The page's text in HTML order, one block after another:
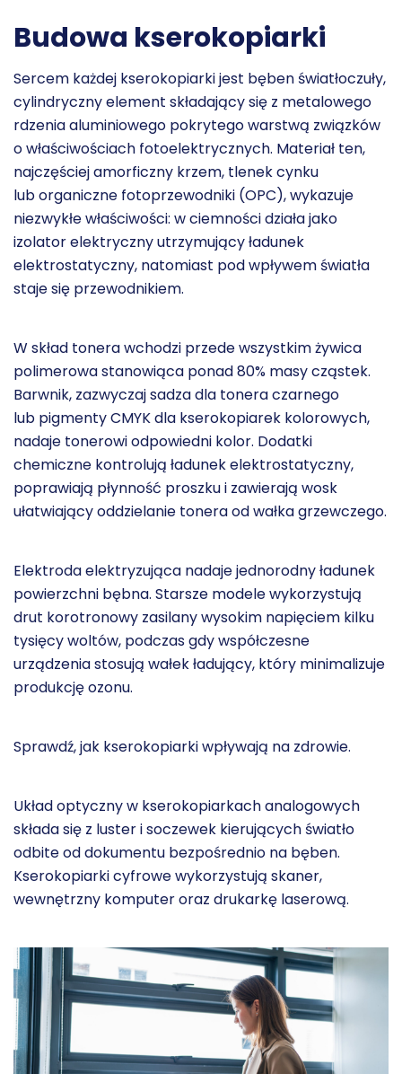
Budowa kserokopiarki
Sercem każdej kserokopiarki jest bęben światłoczuły,
cylindryczny element składający się z metalowego
rdzenia aluminiowego pokrytego warstwą związków
o właściwościach fotoelektrycznych. Materiał ten,
najczęściej amorficzny krzem, tlenek cynku
lub organiczne fotoprzewodniki (OPC), wykazuje
niezwykłe właściwości: w ciemności działa jako
izolator elektryczny utrzymujący ładunek
elektrostatyczny, natomiast pod wpływem światła
staje się przewodnikiem.
W skład tonera wchodzi przede wszystkim żywica
polimerowa stanowiąca ponad 80% masy cząstek.
Barwnik, zazwyczaj sadza dla tonera czarnego
lub pigmenty CMYK dla kserokopiarek kolorowych,
nadaje tonerowi odpowiedni kolor. Dodatki
chemiczne kontrolują ładunek elektrostatyczny,
poprawiają płynność proszku i zawierają wosk
ułatwiający oddzielanie tonera od wałka grzewczego.
Elektroda elektryzująca nadaje jednorodny ładunek
powierzchni bębna. Starsze modele wykorzystują
drut korotronowy zasilany wysokim napięciem kilku
tysięcy woltów, podczas gdy współczesne
urządzenia stosują wałek ładujący, który minimalizuje
produkcję ozonu.
Sprawdź, jak kserokopiarki wpływają na zdrowie.
Układ optyczny w kserokopiarkach analogowych
składa się z luster i soczewek kierujących światło
odbite od dokumentu bezpośrednio na bęben.
Kserokopiarki cyfrowe wykorzystują skaner,
wewnętrzny komputer oraz drukarkę laserową.